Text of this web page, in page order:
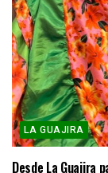
LA GUAJIRA
Desde La Guajira